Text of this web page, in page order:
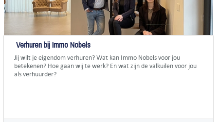
Verhuren bij Immo Nobels
Jij wilt je eigendom verhuren? Wat kan Immo Nobels voor jou
betekenen? Hoe gaan wij te werk? En wat zijn de valkuilen voor jou
als verhuurder?